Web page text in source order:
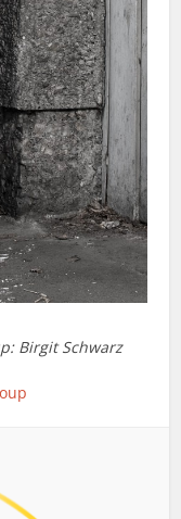
Birgit Schwarz